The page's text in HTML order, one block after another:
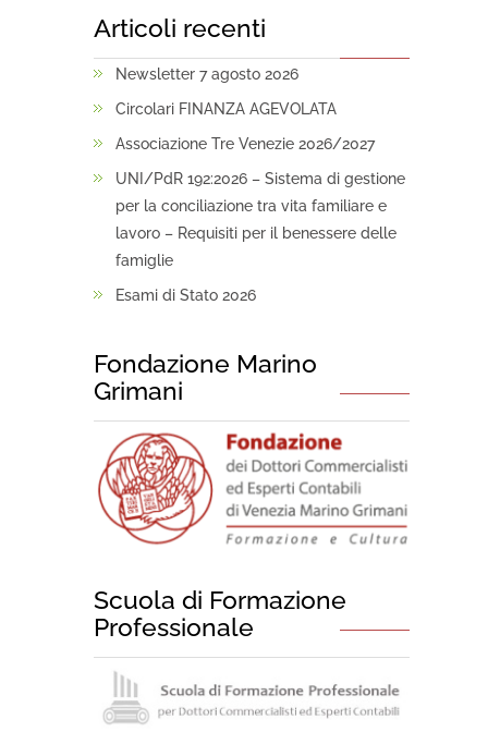
Articoli recenti
Newsletter 7 agosto 2026
Circolari FINANZA AGEVOLATA
Associazione Tre Venezie 2026/2027
UNI/PdR 192:2026 – Sistema di gestione
per la conciliazione tra vita familiare e
lavoro – Requisiti per il benessere delle
famiglie
Esami di Stato 2026
Fondazione Marino
Grimani
Scuola di Formazione
Professionale